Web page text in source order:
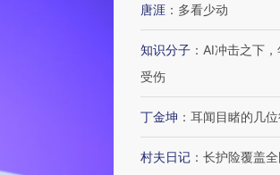
唐涯 ： 多看少动
知识分子 ： AI冲击之下
受伤
丁金坤 ： 耳闻目睹的几
村夫日记 ： 长护险覆盖